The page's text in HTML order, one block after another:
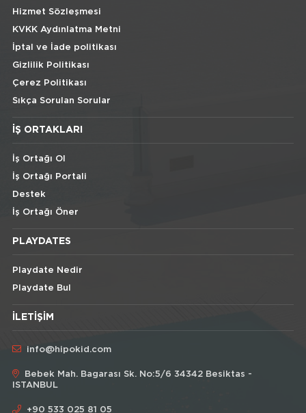
Hizmet Sözleşmesi
KVKK Aydınlatma Metni
İptal ve İade politikası
Gizlilik Politikası
Çerez Politikası
Sıkça Sorulan Sorular
İŞ ORTAKLARI
İş Ortağı Ol
İş Ortağı Portali
Destek
İş Ortağı Öner
PLAYDATES
Playdate Nedir
Playdate Bul
İLETIŞIM
info@hipokid.com
Bebek Mah. Bagarası Sk. No:5/6 34342 Besiktas -
ISTANBUL
+90 533 025 81 05